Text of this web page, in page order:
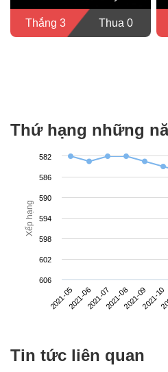
Thắng 3 Thua 0
Thứ hạng những
Xếp hạng
2021-052021-062021-072021-082021-092021-10
582
586
590
594
598
602
606
Tin tức liên quan